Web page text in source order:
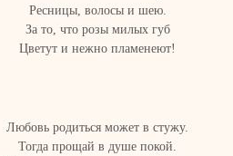
Ресницы, волосы и шею.
За то, что розы милых губ
Цветут и нежно пламенеют!
Любовь родиться может в стужу.
Тогда прощай в душе покой.